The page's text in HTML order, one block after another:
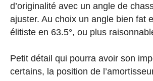
d’originalité avec un angle de
ajuster. Au choix un angle bien fat
élitiste en 63.5°, ou plus
Petit détail qui pourra avoir son
certains, la position de